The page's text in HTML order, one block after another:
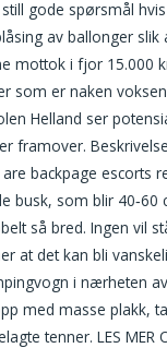
gode spørsmål
av ballonger slik
mottok i fjor 15.000
som er naken
Helland ser
framover.
backpage escorts
busk, som blir 40‐60
så bred. Ingen vil
at det kan bli
i nærheten
med masse plakk,
tenner. LES MER